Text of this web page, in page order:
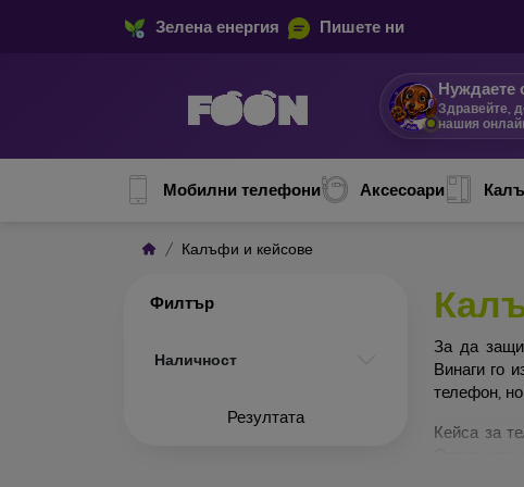
Зелена енергия Пишете ни
Нуждаете
Здравейте,
нашия
Мобилни телефони Аксесоари
Калъфи и кейсове
Филтър
Наличност
Резултата
За да
Винаги го
телефон,
Кейса за